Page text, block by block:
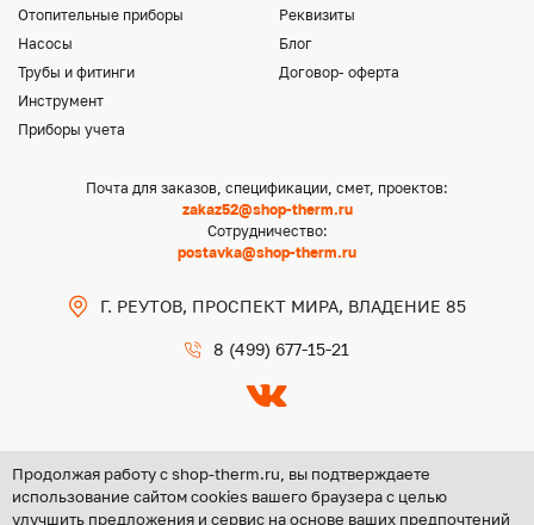
Отопительные приборы
Насосы
Трубы и фитинги
Инструмент
Приборы учета
Реквизиты
Блог
Договор- оферта
Почта для заказов, спецификации, смет, проектов:
zakaz52@shop-therm.ru
Сотрудничество:
postavka@shop-therm.ru
Г. РЕУТОВ, ПРОСПЕКТ МИРА, ВЛАДЕНИЕ 85
8 (499) 677-15-21
Copyright @ 2026 ООО «ЦЕНТР ГРУПП НН»
Продолжая работу с shop-therm.ru, вы подтверждаете
использование сайтом cookies вашего браузера с целью
улучшить предложения и сервис на основе ваших предпочтений